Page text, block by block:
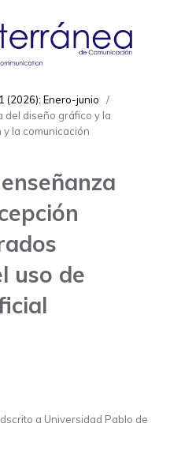
(2026): Enero-junio
/
del diseño gráfico y la
la comunicación
uso de
a Universidad Pablo de